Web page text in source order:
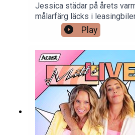
Jessica städar på årets
målarfärg läcks i
det egentligen? Malins
hermafrodit och förökar sig
till kidsen eller inte? Hur
andra barnet? Jessica läser
från en Facebook-grupp.
trimmade mopeder och
lyssna - det blir kul!
Play